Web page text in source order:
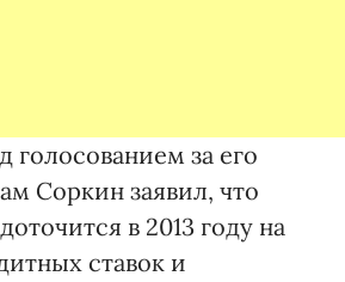
голосованием за его
Соркин заявил, что
в 2013 году на
ставок и